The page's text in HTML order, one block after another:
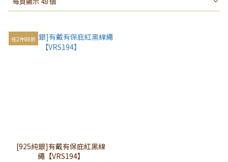
任2件88折
[925純銀]有戴有保庇紅黑線
繩【VRS194】